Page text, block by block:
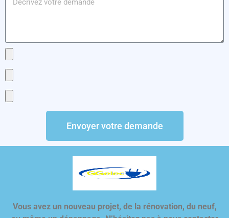
Envoyer votre demande
Vous avez un nouveau projet, de la rénovation, du neuf,